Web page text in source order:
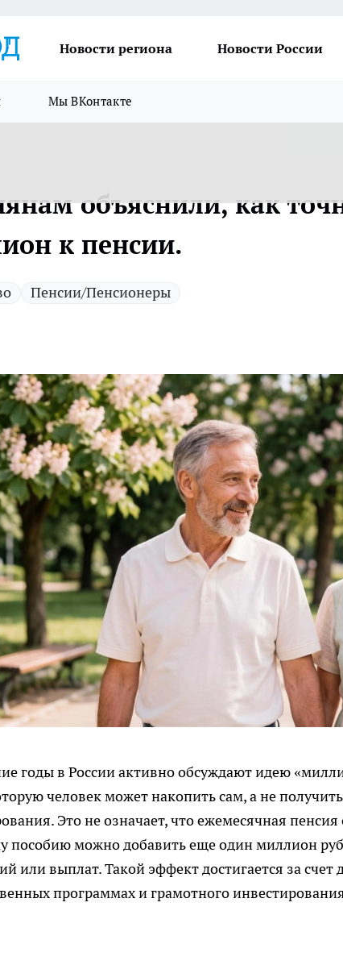
Новости региона Новости России
Мы ВКонтакте
объяснили, как
к пенсии.
Пенсии/Пенсионеры
годы в России активно обсуждают идею
человек может накопить сам, а не получить
Это не означает, что ежемесячная
пособию можно добавить еще один миллион
или выплат. Такой эффект достигается за счет
программах и грамотного